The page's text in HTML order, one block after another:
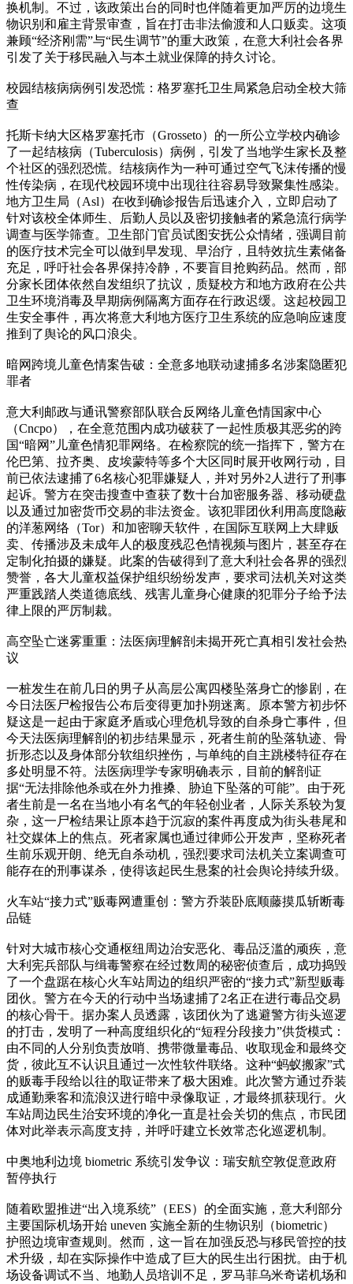
换机制。不过，该政策出台的同时也伴随着更加严厉的边境生
物识别和雇主背景审查，旨在打击非法偷渡和人口贩卖。这项
兼顾“经济刚需”与“民生调节”的重大政策，在意大利社会各界
引发了关于移民融入与本土就业保障的持久讨论。
校园结核病病例引发恐慌：格罗塞托卫生局紧急启动全校大筛
查
托斯卡纳大区格罗塞托市（Grosseto）的一所公立学校内确诊
了一起结核病（Tuberculosis）病例，引发了当地学生家长及整
个社区的强烈恐慌。结核病作为一种可通过空气飞沫传播的慢
性传染病，在现代校园环境中出现往往容易导致聚集性感染。
地方卫生局（Asl）在收到确诊报告后迅速介入，立即启动了
针对该校全体师生、后勤人员以及密切接触者的紧急流行病学
调查与医学筛查。卫生部门官员试图安抚公众情绪，强调目前
的医疗技术完全可以做到早发现、早治疗，且特效抗生素储备
充足，呼吁社会各界保持冷静，不要盲目抢购药品。然而，部
分家长团体依然自发组织了抗议，质疑校方和地方政府在公共
卫生环境消毒及早期病例隔离方面存在行政迟缓。这起校园卫
生安全事件，再次将意大利地方医疗卫生系统的应急响应速度
推到了舆论的风口浪尖。
暗网跨境儿童色情案告破：全意多地联动逮捕多名涉案隐匿犯
罪者
意大利邮政与通讯警察部队联合反网络儿童色情国家中心
（Cncpo），在全意范围内成功破获了一起性质极其恶劣的跨
国“暗网”儿童色情犯罪网络。在检察院的统一指挥下，警方在
伦巴第、拉齐奥、皮埃蒙特等多个大区同时展开收网行动，目
前已依法逮捕了6名核心犯罪嫌疑人，并对另外2人进行了刑事
起诉。警方在突击搜查中查获了数十台加密服务器、移动硬盘
以及通过加密货币交易的非法资金。该犯罪团伙利用高度隐蔽
的洋葱网络（Tor）和加密聊天软件，在国际互联网上大肆贩
卖、传播涉及未成年人的极度残忍色情视频与图片，甚至存在
定制化拍摄的嫌疑。此案的告破得到了意大利社会各界的强烈
赞誉，各大儿童权益保护组织纷纷发声，要求司法机关对这类
严重践踏人类道德底线、残害儿童身心健康的犯罪分子给予法
律上限的严厉制裁。
高空坠亡迷雾重重：法医病理解剖未揭开死亡真相引发社会热
议
一桩发生在前几日的男子从高层公寓四楼坠落身亡的惨剧，在
今日法医尸检报告公布后变得更加扑朔迷离。原本警方初步怀
疑这是一起由于家庭矛盾或心理危机导致的自杀身亡事件，但
今天法医病理解剖的初步结果显示，死者生前的坠落轨迹、骨
折形态以及身体部分软组织挫伤，与单纯的自主跳楼特征存在
多处明显不符。法医病理学专家明确表示，目前的解剖证
据“无法排除他杀或在外力推搡、胁迫下坠落的可能”。由于死
者生前是一名在当地小有名气的年轻创业者，人际关系较为复
杂，这一尸检结果让原本趋于沉寂的案件再度成为街头巷尾和
社交媒体上的焦点。死者家属也通过律师公开发声，坚称死者
生前乐观开朗、绝无自杀动机，强烈要求司法机关立案调查可
能存在的刑事谋杀，使得该起民生悬案的社会舆论持续升级。
火车站“接力式”贩毒网遭重创：警方乔装卧底顺藤摸瓜斩断毒
品链
针对大城市核心交通枢纽周边治安恶化、毒品泛滥的顽疾，意
大利宪兵部队与缉毒警察在经过数周的秘密侦查后，成功捣毁
了一个盘踞在核心火车站周边的组织严密的“接力式”新型贩毒
团伙。警方在今天的行动中当场逮捕了2名正在进行毒品交易
的核心骨干。据办案人员透露，该团伙为了逃避警方街头巡逻
的打击，发明了一种高度组织化的“短程分段接力”供货模式：
由不同的人分别负责放哨、携带微量毒品、收取现金和最终交
货，彼此互不认识且通过一次性软件联络。这种“蚂蚁搬家”式
的贩毒手段给以往的取证带来了极大困难。此次警方通过乔装
成通勤乘客和流浪汉进行暗中录像取证，才最终抓获现行。火
车站周边民生治安环境的净化一直是社会关切的焦点，市民团
体对此举表示高度支持，并呼吁建立长效常态化巡逻机制。
中奥地利边境 biometric 系统引发争议：瑞安航空敦促意政府
暂停执行
随着欧盟推进“出入境系统”（EES）的全面实施，意大利部分
主要国际机场开始 uneven 实施全新的生物识别（biometric）
护照边境审查规则。然而，这一旨在加强反恐与移民管控的技
术升级，却在实际操作中造成了巨大的民生出行困扰。由于机
场设备调试不当、地勤人员培训不足，罗马菲乌米奇诺机场和